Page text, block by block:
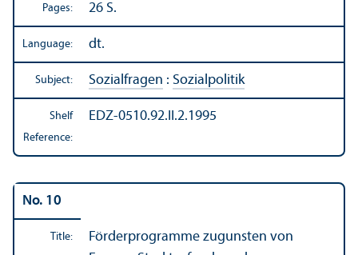
Pages: 26 S.
Language: dt.
Subject: Sozialfragen : Sozialpolitik
Shelf
Reference:
EDZ-0510.92.II.2.1995
No. 10
Title:
Förderprogramme zugunsten von